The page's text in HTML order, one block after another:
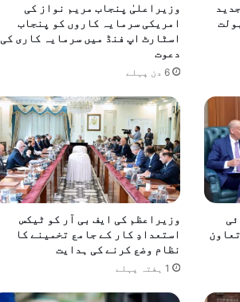
وزیراعلیٰ پنجاب مریم نواز کی
امریکی سرمایہ کاروں کو پنجاب
اسٹارٹ اپ فنڈ میں سرمایہ کاری کی
دعوت
6 دن پہلے
وزیراعظم کی ایف بی آر کو ٹیکس
استعدادِ کار کے جامع تخمینے کا
نظام وضع کرنے کی ہدایت
1 ہفتہ پہلے